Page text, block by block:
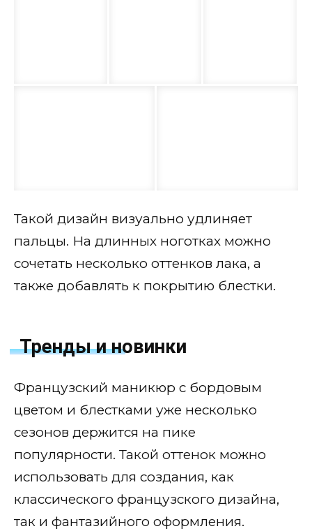
Такой дизайн визуально удлиняет
пальцы. На длинных ноготках можно
сочетать несколько оттенков лака, а
также добавлять к покрытию блестки.
Тренды и новинки
Французский маникюр с бордовым
цветом и блестками уже несколько
сезонов держится на пике
популярности. Такой оттенок можно
использовать для создания, как
классического французского дизайна,
так и фантазийного оформления.